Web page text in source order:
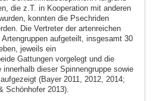
die z.T. in Kooperation mit anderen
konnten die Psechriden
Die Vertreter der artenreichen
Artengruppen aufgeteilt, insgesamt 30
jeweils ein
Gattungen vorgelegt und die
dieser Spinnengruppe sowie
(Bayer 2011, 2012, 2014;
Schönhofer 2013).